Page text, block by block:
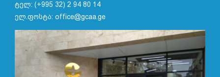
ტელ: (+995 32) 2 94 80 14
ელ.ფოსტა: office@gcaa.ge